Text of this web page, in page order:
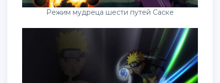
Режим мудреца шести путей Саске